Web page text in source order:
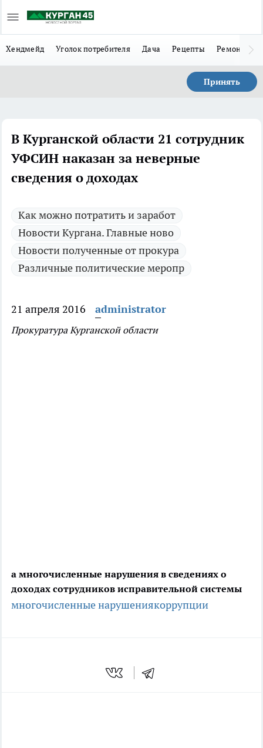
Хендмейд Уголок потребителя Дача Рецепты Ремонт
Принять
В Курганской области 21 сотрудник
УФСИН наказан за неверные
сведения о доходах
Как можно потратить и заработ
Новости Кургана. Главные ново
Новости полученные от прокура
Различные политические меропр
21 апреля 2016 administrator
Прокуратура Курганской области
а многочисленные нарушения в сведениях о
доходах сотрудников исправительной системы
многочисленные нарушениякоррупции